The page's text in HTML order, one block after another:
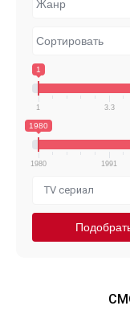
1
1 3.3
1980
1980 1991
TV сериал